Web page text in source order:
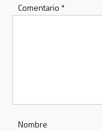
Comentario *
Nombre